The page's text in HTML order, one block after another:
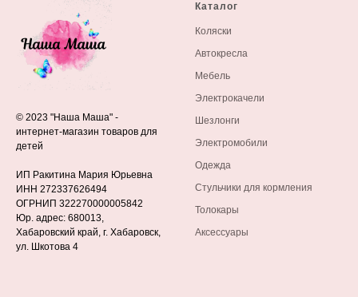
© 2023 "Наша Маша" -
интернет-магазин товаров для
детей
ИП Ракитина Мария Юрьевна
ИНН 272337626494
ОГРНИП 322270000005842
Юр. адрес: 680013,
Хабаровский край, г. Хабаровск,
ул. Шкотова 4
Каталог
Коляски
Автокресла
Мебель
Электрокачели
Шезлонги
Электромобили
Одежда
Стульчики для кормления
Толокары
Аксессуары